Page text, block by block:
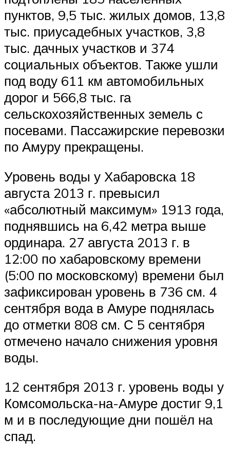
пунктов, 9,5 тыс. жилых домов, 13,8
тыс. приусадебных участков, 3,8
тыс. дачных участков и 374
социальных объектов. Также ушли
под воду 611 км автомобильных
дорог и 566,8 тыс. га
сельскохозяйственных земель с
посевами. Пассажирские перевозки
по Амуру прекращены.
Уровень воды у Хабаровска 18
августа 2013 г. превысил
«абсолютный максимум» 1913 года,
поднявшись на 6,42 метра выше
ординара. 27 августа 2013 г. в
12:00 по хабаровскому времени
(5:00 по московскому) времени был
зафиксирован уровень в 736 см. 4
сентября вода в Амуре поднялась
до отметки 808 см. С 5 сентября
отмечено начало снижения уровня
воды.
12 сентября 2013 г. уровень воды у
Комсомольска-на-Амуре достиг 9,1
м и в последующие дни пошёл на
спад.